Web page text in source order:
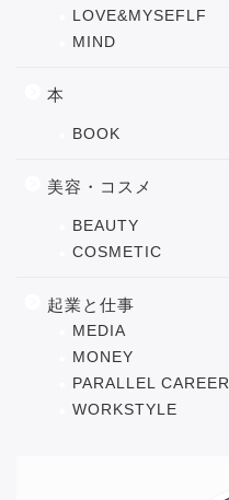
LOVE&MYSEFLF
MIND
本
BOOK
美容・コスメ
BEAUTY
COSMETIC
起業と仕事
MEDIA
MONEY
PARALLEL CAREER
WORKSTYLE